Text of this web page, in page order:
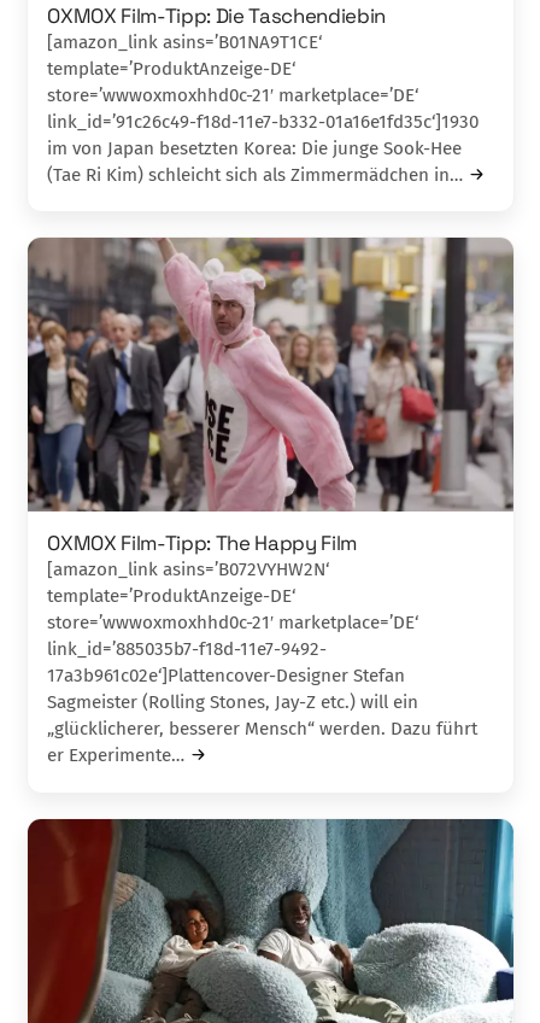
OXMOX Film-Tipp: Die Taschendiebin
[amazon_link asins=’B01NA9T1CE‘
template=’ProduktAnzeige-DE‘
store=’wwwoxmoxhhd0c-21′ marketplace=’DE‘
link_id=’91c26c49-f18d-11e7-b332-01a16e1fd35c‘]1930
im von Japan besetzten Korea: Die junge Sook-Hee
(Tae Ri Kim) schleicht sich als Zimmermädchen in…
OXMOX Film-Tipp: The Happy Film
[amazon_link asins=’B072VYHW2N‘
template=’ProduktAnzeige-DE‘
store=’wwwoxmoxhhd0c-21′ marketplace=’DE‘
link_id=’885035b7-f18d-11e7-9492-
17a3b961c02e‘]Plattencover-Designer Stefan
Sagmeister (Rolling Stones, Jay-Z etc.) will ein
„glücklicherer, besserer Mensch“ werden. Dazu führt
er Experimente…